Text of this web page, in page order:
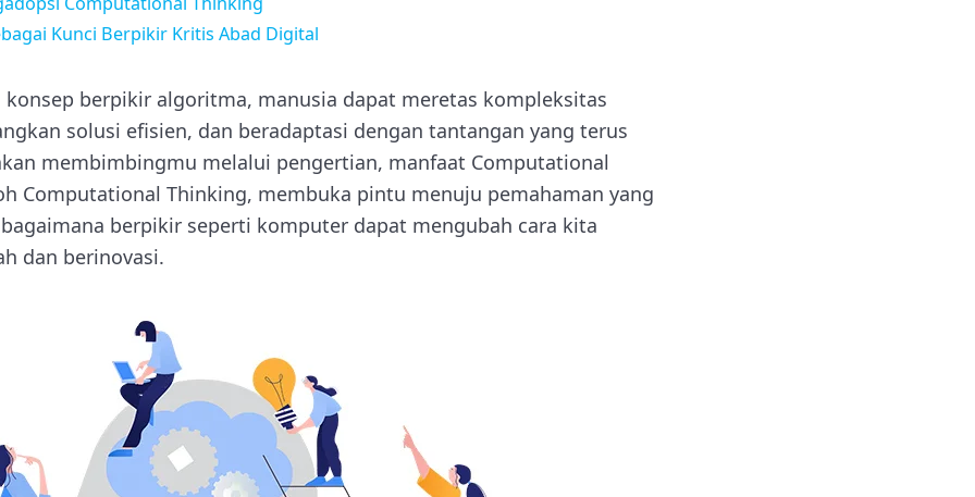
Kunci Berpikir Kritis Abad Digital
konsep berpikir algoritma, manusia dapat meretas kompleksitas
solusi efisien, dan beradaptasi dengan tantangan yang terus
membimbingmu melalui pengertian, manfaat Computational
Computational Thinking, membuka pintu menuju pemahaman yang
berpikir seperti komputer dapat mengubah cara kita
dan berinovasi.